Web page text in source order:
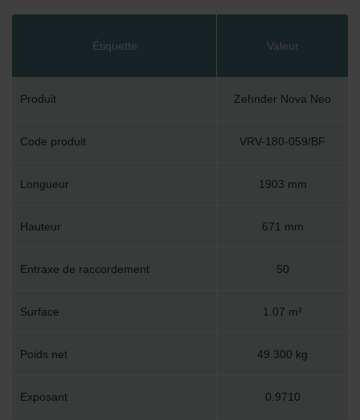
Étiquette Valeur
Produit Zehnder Nova Neo
Code produit VRV-180-059/BF
Longueur 1903 mm
Hauteur 671 mm
Entraxe de raccordement 50
Surface 1.07 m²
Poids net 49.300 kg
Exposant 0.9710